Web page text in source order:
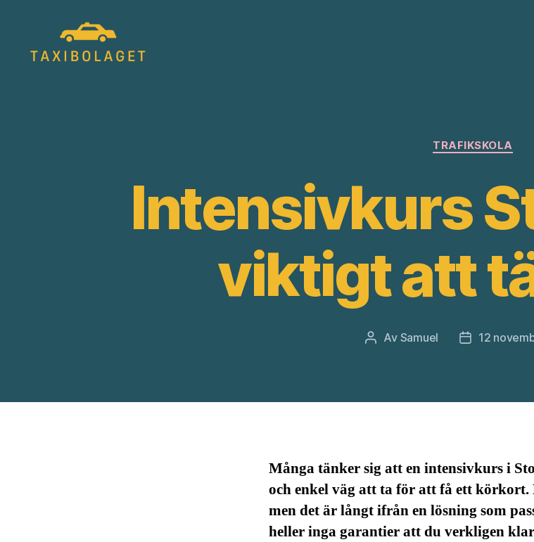
Kategorier
TRAFIKSKOLA
Intensivkurs
viktigt att
Inläggsförfattare
Av Samuel Inläggsdatum
12
Många tänker sig att en intensivkurs i
och enkel väg att ta för att få ett körkort.
men det är långt ifrån en lösning som
heller inga garantier att du verkligen